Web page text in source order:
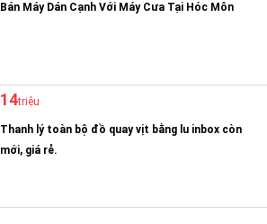
Bán Máy Dán Cạnh Với Máy Cưa Tại Hóc Môn
14triệu
Thanh lý toàn bộ đồ quay vịt bằng lu inbox còn
mới, giá rẻ.